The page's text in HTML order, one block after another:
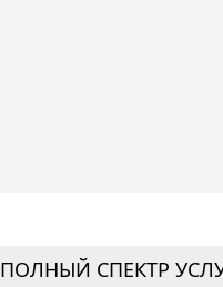
ПОЛНЫЙ СПЕКТР